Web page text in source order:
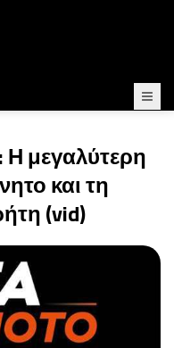
Η μεγαλύτερη
και τη
(vid)